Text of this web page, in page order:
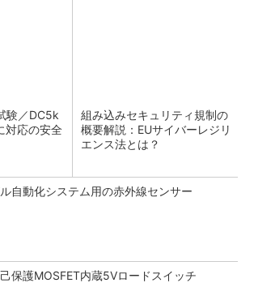
験／DC5k
対応の安全
組み込みセキュリティ規制の
概要解説：EUサイバーレジリ
エンス法とは？
自動化システム用の赤外線センサー
保護MOSFET内蔵5Vロードスイッチ